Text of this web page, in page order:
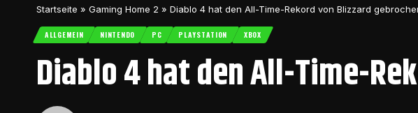
Startseite » Gaming Home 2 » Diablo 4 hat den All-Time-Rekord von Blizzard
ALLGEMEIN NINTENDO PC PLAYSTATION XBOX
Diablo 4 hat den All-Time-